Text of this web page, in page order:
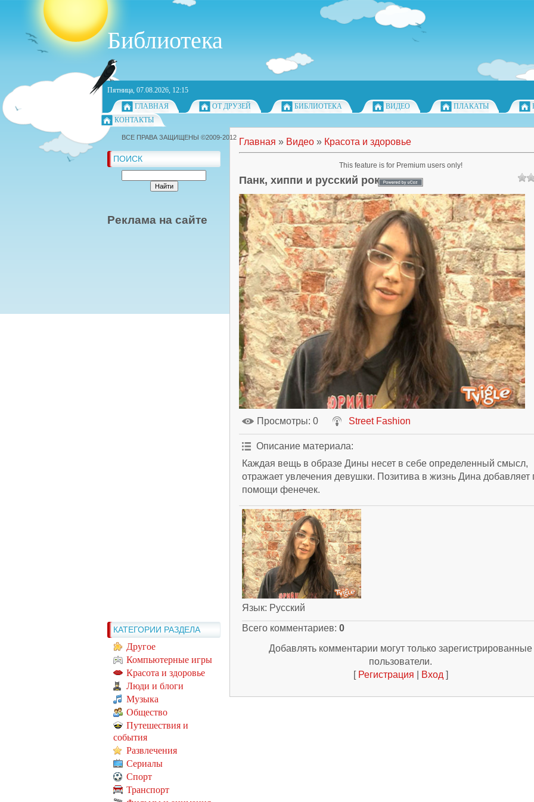
Библиотека
Пятница, 07.08.2026, 12:15
ГЛАВНАЯ
ОТ ДРУЗЕЙ БИБЛИОТЕКА ВИДЕО ПЛАКАТЫ
КОНТАКТЫ
ПОИСК
Реклама на сайте
КАТЕГОРИИ РАЗДЕЛА
Другое
Компьютерные игры
Красота и здоровье
Люди и блоги
Музыка
Общество
Путешествия и
события
Развлечения
Сериалы
Спорт
Транспорт
Главная » Видео » Красота и здоровье
Панк, хиппи и русский рок
Просмотры: 0 Street Fashion
Описание материала:
Каждая вещь в образе Дины несет в себе определенный смысл,
отражает увлечения девушки. Позитива в жизнь Дина добавляет
помощи фенечек.
Язык: Русский
Всего комментариев: 0
Добавлять комментарии могут только зарегистрированные
пользователи.
[ Регистрация Вход ]
ВСЕ ПРАВА ЗАЩИЩЕНЫ ©2009-2012
This feature is for Premium users only!